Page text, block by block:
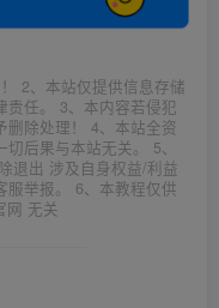
2、本站仅提供信息存储
责任。 3、本内容若侵犯
删除处理！ 4、本站全资
后果与本站无关。 5、
退出 涉及自身权益/利益
服举报。 6、本教程仅供
网 无关